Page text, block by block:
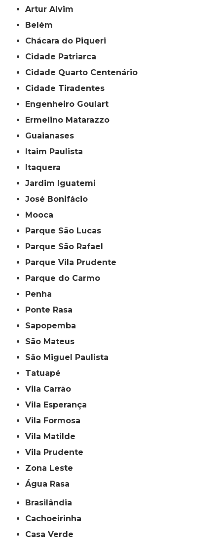
Artur Alvim
Belém
Chácara do Piqueri
Cidade Patriarca
Cidade Quarto Centenário
Cidade Tiradentes
Engenheiro Goulart
Ermelino Matarazzo
Guaianases
Itaim Paulista
Itaquera
Jardim Iguatemi
José Bonifácio
Mooca
Parque São Lucas
Parque São Rafael
Parque Vila Prudente
Parque do Carmo
Penha
Ponte Rasa
Sapopemba
São Mateus
São Miguel Paulista
Tatuapé
Vila Carrão
Vila Esperança
Vila Formosa
Vila Matilde
Vila Prudente
Zona Leste
Água Rasa
Brasilândia
Cachoeirinha
Casa Verde